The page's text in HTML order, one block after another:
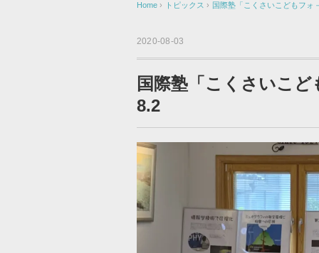
Home › トピックス › 国際塾「こくさいこどもフ
2020-08-03
国際塾「こくさいこ
8.2